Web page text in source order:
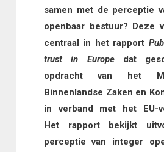
samen met de perceptie
openbaar bestuur? Deze
centraal in het rapport
trust in Europedat
opdracht van het
Binnenlandse Zaken en
in verband met het EU-
Het rapport bekijkt
perceptie van integer